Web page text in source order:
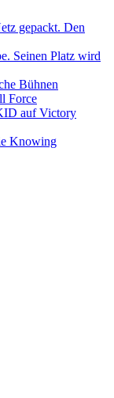
gepackt. Den
Seinen Platz wird
Bühnen
Force
auf Victory
Knowing